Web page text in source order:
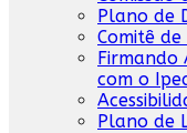
Plano de
Comitê
Firmando
com o
Plano de